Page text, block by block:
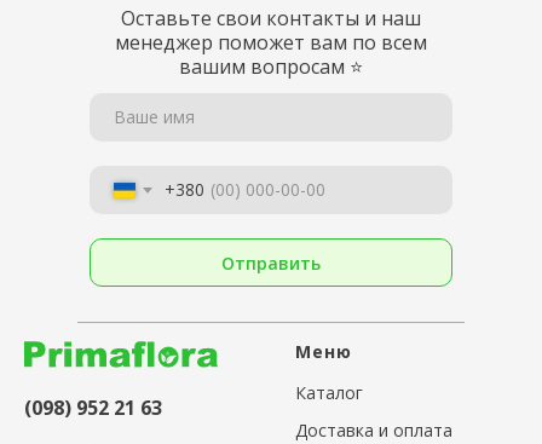
Оставьте свои контакты и наш
менеджер поможет вам по всем
вашим вопросам ⭐
Ваше имя
+380
Отправить
(098) 952 21 63
Меню
Каталог
Доставка и оплата